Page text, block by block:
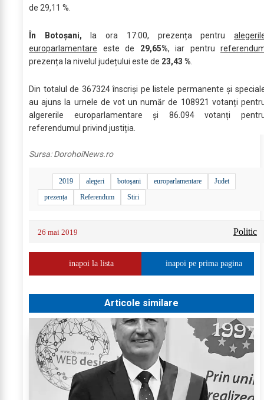
de 29,11 %.
În Botoșani, la ora 17:00, prezența pentru
europarlamentare este de 29,65%, iar pentru
prezența la nivelul județului este de 23,43 %
Din totalul de 367324 înscriși pe listele permanente și
au ajuns la urnele de vot un număr de 108921 votanți
algererile europarlamentare și 86.094 votanți
referendumul privind justiția.
Sursa:DorohoiNews.ro
2019 alegeri botoşani europarlamentare
Judet
prezența
Referendum Stiri
26 mai 2019 Politic
inapoi la lista inapoi pe prima pagina
Articole similare